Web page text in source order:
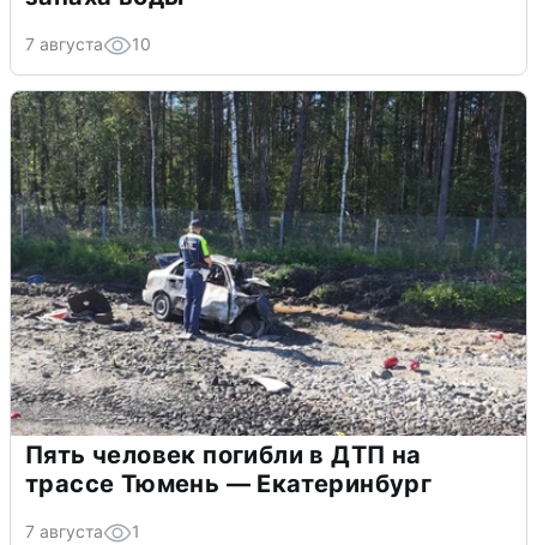
7 августа 10
Пять человек погибли в ДТП на
трассе Тюмень — Екатеринбург
7 августа 1